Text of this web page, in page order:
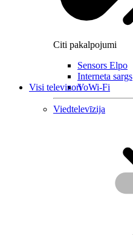
Citi pakalpojumi
Sensors Elpo
Interneta sargs
VoWi-Fi
Viedtelevīzija
Visi televizori